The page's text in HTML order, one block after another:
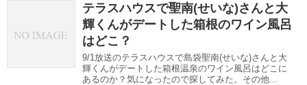
テラスハウスで聖南(せいな)さんと大
輝くんがデートした箱根のワイン風呂
はどこ？
9/1放送のテラスハウスで島袋聖南(せいな)さんと大
輝くんがデートした箱根温泉のワイン風呂はどこに
あるのか？気になったので探してみた。その他...